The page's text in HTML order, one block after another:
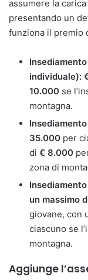
assumere la
presentando un
funziona il premio
individuale):
10.000 se
montagna.
35.000 per
di € 8.000
zona di
un massimo
giovane, con
ciascuno se
montagna.
Aggiunge